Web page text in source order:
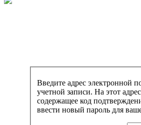
Введите адрес электронной
учетной записи. На этот
содержащее код
ввести новый пароль для